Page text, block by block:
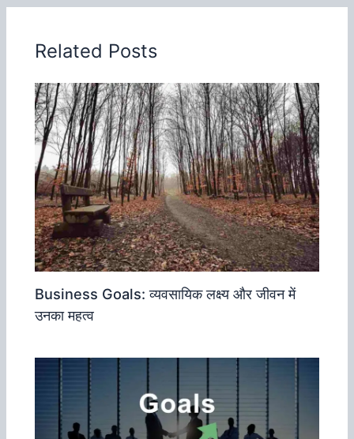
Related Posts
Business Goals: व्‍यवसायिक लक्ष्‍य और जीवन में
उनका महत्‍व